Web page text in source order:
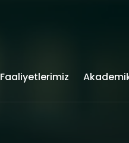
Faaliyetlerimiz